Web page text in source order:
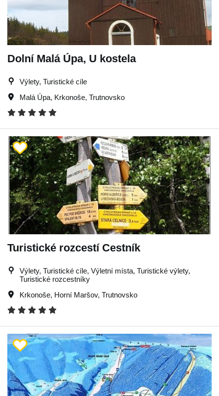
Dolní Malá Úpa, U kostela
Výlety, Turistické cíle
Malá Úpa, Krkonoše, Trutnovsko
Turistické rozcestí Cestník
Výlety, Turistické cíle, Výletní místa, Turistické výlety,
Turistické rozcestníky
Krkonoše, Horní Maršov, Trutnovsko